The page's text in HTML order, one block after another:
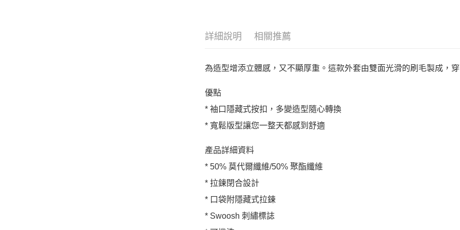
詳細說明 相關推薦
為造型增添立體感，又不顯厚重。這款外套由雙面光滑的刷毛製成，
優點
* 袖口隱藏式按扣，多變造型隨心轉換
* 寬鬆版型讓您一整天都感到舒適
產品詳細資料
* 50% 莫代爾纖維/50% 聚酯纖維
* 拉鍊閉合設計
* 口袋附隱藏式拉鍊
* Swoosh 刺繡標誌